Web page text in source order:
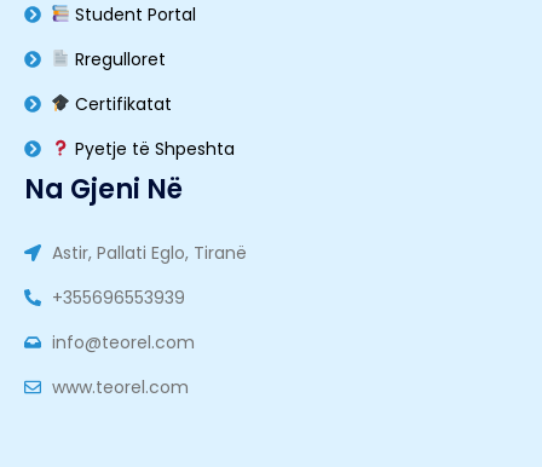
Student Portal
Rregulloret
Certifikatat
Pyetje të Shpeshta
Na Gjeni Në
Astir, Pallati Eglo, Tiranë
+355696553939
info@teorel.com
www.teorel.com